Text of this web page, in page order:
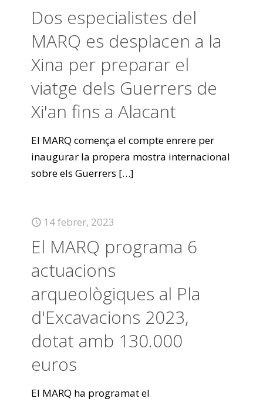
Dos especialistes del
MARQ es desplacen a la
Xina per preparar el
viatge dels Guerrers de
Xi'an fins a Alacant
El MARQ comença el compte enrere per
inaugurar la propera mostra internacional
sobre els Guerrers […]
14 febrer, 2023
El MARQ programa 6
actuacions
arqueològiques al Pla
d'Excavacions 2023,
dotat amb 130.000
euros
El MARQ ha programat el